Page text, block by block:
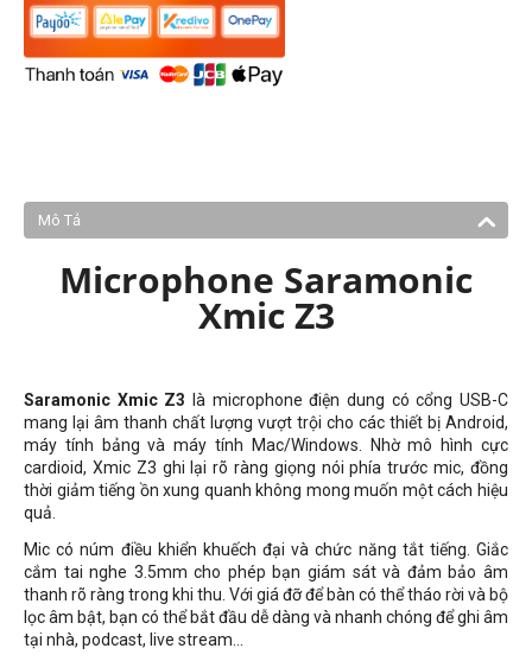
Mô Tả
Microphone Saramonic
Xmic Z3
Saramonic Xmic Z3
là microphone điện dung có cổng USB-C
mang lại âm thanh chất lượng vượt trội cho các thiết bị Android,
máy tính bảng và máy tính Mac/Windows. Nhờ mô hình cực
cardioid, Xmic Z3 ghi lại rõ ràng giọng nói phía trước mic, đồng
thời giảm tiếng ồn xung quanh không mong muốn một cách hiệu
quả.
Mic có núm điều khiển khuếch đại và chức năng tắt tiếng. Giắc
cắm tai nghe 3.5mm cho phép bạn giám sát và đảm bảo âm
thanh rõ ràng trong khi thu. Với giá đỡ để bàn có thể tháo rời và bộ
lọc âm bật, bạn có thể bắt đầu dễ dàng và nhanh chóng để ghi âm
tại nhà, podcast, live stream...